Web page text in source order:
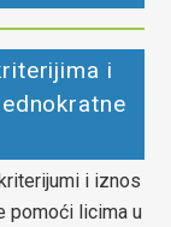
i
i iznos
pomoći licima u